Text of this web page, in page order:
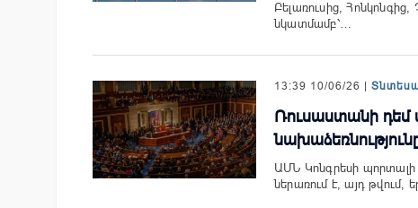
Բելառուսից,
նկատմամբ՝…
13:39 10/06/26 |
Ռուսաստանի դեմ
ԱՄՆ Կոնգրեսի պորտալի
ներառում է, այդ